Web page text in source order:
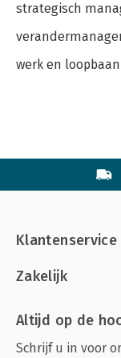
strategisch
werk en loopbaan
Klantenservice
Zakelijk
Altijd op de
Schrijf u in voor